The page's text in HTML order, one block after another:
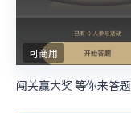
可商用
闯关赢大奖 等你来答题